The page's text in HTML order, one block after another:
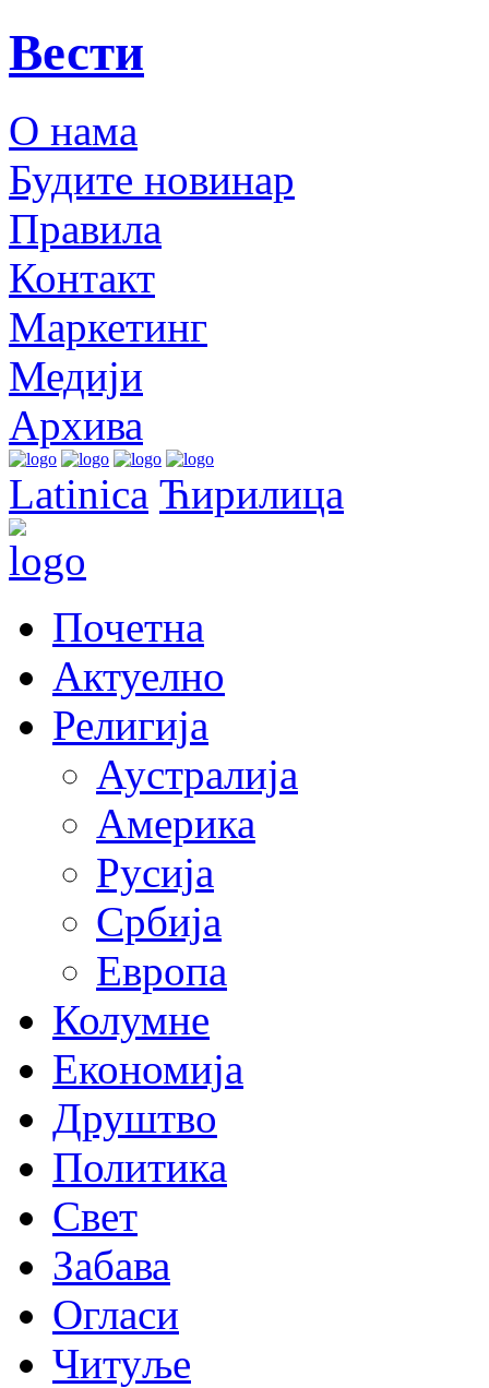
Вести
О нама
Будите новинар
Правила
Контакт
Маркетинг
Медији
Архива
Latinica Ћирилица
Почетна
Актуелно
Религија
Аустралија
Америка
Русија
Србија
Европа
Колумне
Економија
Друштво
Политика
Свет
Забава
Огласи
Читуље